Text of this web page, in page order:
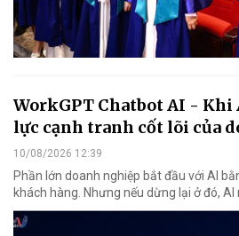
WorkGPT Chatbot AI -
lực cạnh tranh cốt lõi của
10/08/2026 12:39
Phần lớn doanh nghiệp bắt đầu với AI
khách hàng. Nhưng nếu dừng lại ở đó,